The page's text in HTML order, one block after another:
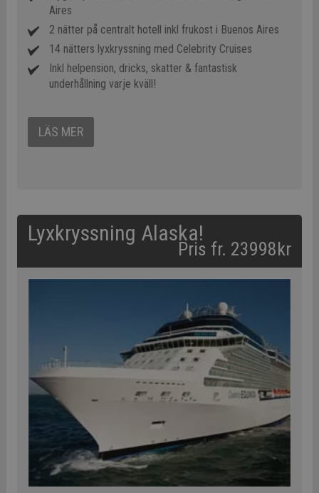
Aires
2 nätter på centralt hotell inkl frukost i Buenos Aires
14 nätters lyxkryssning med Celebrity Cruises
Inkl helpension, dricks, skatter & fantastisk
underhållning varje kväll!
LÄS MER
Lyxkryssning Alaska!
Pris fr. 23998kr